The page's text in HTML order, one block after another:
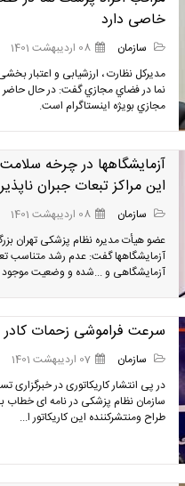
ﺧﺎﺻﯽ دارد
سازمان 08 اردیبهشت 1401
ﻣﺪﯾﺮﮐﻞ ﻧﻈﺎرت ، ارزﺷﯿﺎﺑﯽ و اﻋﺘﺒﺎر
ﻧﻤﺎ در ﻓﻀﺎي ﻣﺠﺎزي ﮔﻔﺖ: در ﺣﺎل ﺣﺎﺿﺮ
ﻣﺠﺎزي ﺑﻮﯾﮋه اﯾﻨﺴﺘﺎﮔﺮام است.
آزمایشگاهها در چرخه
این مراکز تبعات جبران
سازمان 08 اردیبهشت 1401
عضو هیأت مدیره نظام پزشکی تهران
آزمایشگاهها گفت: عدم رشد متناسب
آزمایشگاهی و ...شده و وضعیت موجود
سرعت فراموشی زحمات کادر
سازمان 07 اردیبهشت 1401
در پی انتشار کاریکاتوری در
سازمان نظام پزشکی در نامه ای
طراح و‌منتشرکننده این کاریکاتور ا...